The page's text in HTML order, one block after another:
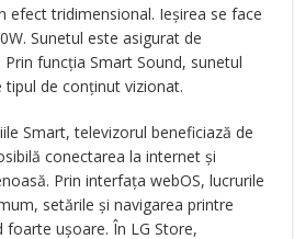
efect tridimensional. Ieșirea se face
Sunetul este asigurat de
funcția Smart Sound, sunetul
de conținut vizionat.
Smart, televizorul beneficiază de
conectarea la internet și
Prin interfața webOS, lucrurile
setările și navigarea printre
ușoare. În LG Store,